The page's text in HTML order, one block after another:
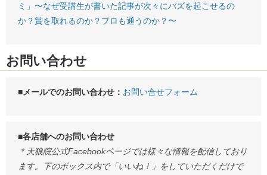
ミ」〜なぜ受講生が書いた記事が次々にバズを起こせるの
か？賞を取れるのか？プロも通うのか？〜
お問い合わせ
■メールでのお問い合わせ： お問い合せフォーム
■各店舗へのお問い合わせ
＊天狼院公式Facebookページでは様々な情報を配信しており
ます。下のボックス内で「いいね！」をしていただくだけで